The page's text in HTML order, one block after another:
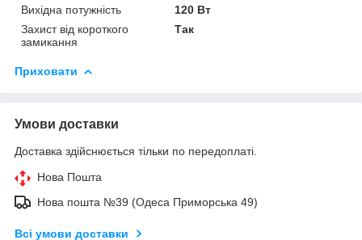
Вихідна потужність
120 Вт
Захист від короткого
замикання
Так
Приховати
Умови доставки
Доставка здійснюється тільки по передоплаті.
Нова Пошта
Нова пошта №39 (Одеса Приморська 49)
Всі умови доставки